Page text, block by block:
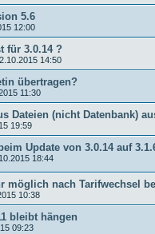
5.6
12:00
für 3.0.14 ?
14:50
übertragen?
11:30
Dateien (nicht Datenbank)
19:59
Update von 3.0.14 auf
18:44
möglich nach Tarifwechsel
10:38
bleibt hängen
09:23